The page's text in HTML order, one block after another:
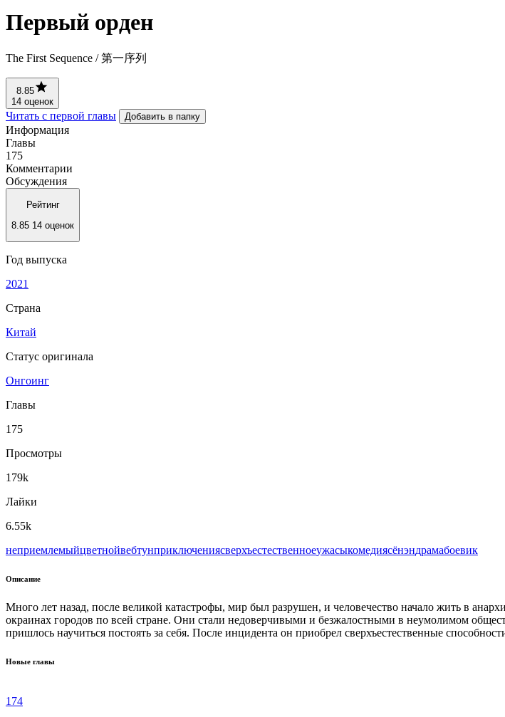
Первый орден
The First Sequence / 第一序列
8.85
14 оценок
Читать с первой главы Добавить в папку
Информация
Главы
175
Комментарии
Обсуждения
Рейтинг
8.85 14 оценок
Год выпуска
2021
Страна
Китай
Статус оригинала
Онгоинг
Главы
175
Просмотры
179k
Лайки
6.55k
неприемлемыйцветнойвeбтунприключениясверхъестественноеужасыкомедиясёнэндрамабоевик
Описание
Много лет назад, после великой катастрофы, мир был разрушен, и человечество начало жить в
окраинах городов по всей стране. Они стали недоверчивыми и безжалостными в неумолимом
пришлось научиться постоять за себя. После инцидента он приобрел сверхъестественные
Новые главы
174